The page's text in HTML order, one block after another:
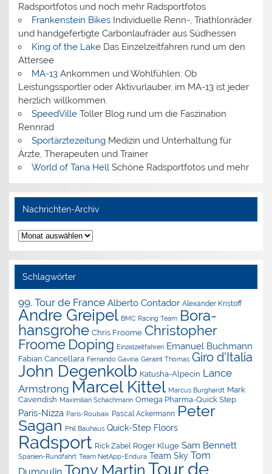
Radsportfotos und noch mehr Radsportfotos
Frankenstein BikesIndividuelle Renn-, Triathlonräder
und handgefertigte Carbonlaufräder aus Südhessen
King of the LakeDas Einzelzeitfahren rund um den
Attersee
MA-13Ankommen und Wohlfühlen: Ob
Leistungssportler oder Aktivurlauber, im MA-13 ist jeder
herzlich willkommen.
SpeedVilleToller Blog rund um die Faszination
Rennrad
SportärztezeitungMedizin und Unterhaltung für
Ärzte, Therapeuten und Trainer
World of Tana Hell Schöne Radsportfotos und mehr
Nachrichten-Archiv
Nachrichten-
Archiv
Schlagwörter
99. Tour de France Alberto Contador Alexander Kristoff
Andre Greipel BMC Racing Team Bora-
hansgrohe Chris Froome Christopher
Froome Doping Einzelzeitfahren Emanuel Buchmann
Fabian Cancellara Fernando Gaviria Geraint Thomas Giro d'Italia
John Degenkolb Katusha-Alpecin Lance
Armstrong Marcel Kittel Marcus Burghardt Mark
Cavendish Maximilian Schachmann Omega Pharma-Quick Step
Paris-Nizza Paris-Roubaix Pascal Ackermann Peter
Sagan Phil Bauhaus Quick-Step Floors
Radsport Rick Zabel Roger Kluge Sam Bennett
Spanien-Rundfahrt Team NetApp-Endura Team Sky Tom
Dumoulin Tony Martin Tour de